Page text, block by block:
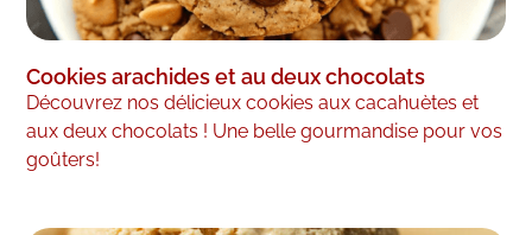
Cookies arachides et au deux chocolats
Découvrez nos délicieux cookies aux cacahuètes et
aux deux chocolats ! Une belle gourmandise pour vos
goûters!